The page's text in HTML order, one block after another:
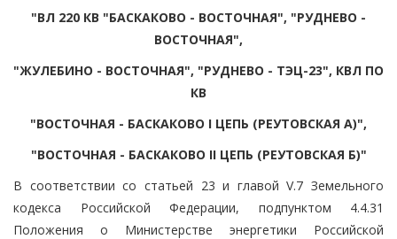
"ВЛ 220 КВ "БАСКАКОВО - ВОСТОЧНАЯ", "РУДНЕВО -
ВОСТОЧНАЯ",
"ЖУЛЕБИНО - ВОСТОЧНАЯ", "РУДНЕВО - ТЭЦ-23", КВЛ ПО
КВ
"ВОСТОЧНАЯ - БАСКАКОВО I ЦЕПЬ (РЕУТОВСКАЯ А)",
"ВОСТОЧНАЯ - БАСКАКОВО II ЦЕПЬ (РЕУТОВСКАЯ Б)"
В соответствии со статьей 23 и главой V.7 Земельного
кодекса Российской Федерации, подпунктом 4.4.31
Положения о Министерстве энергетики Российской